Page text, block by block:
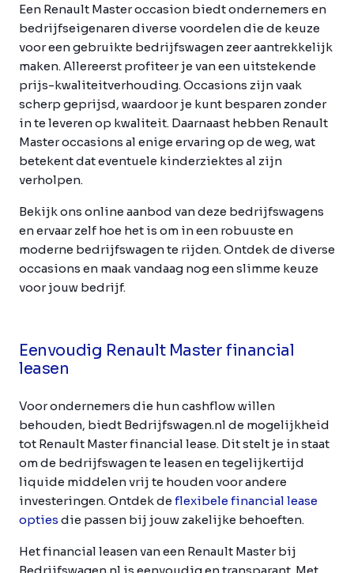
Een Renault Master occasion biedt ondernemers en
bedrijfseigenaren diverse voordelen die de keuze
voor een gebruikte bedrijfswagen zeer aantrekkelijk
maken. Allereerst profiteer je van een uitstekende
prijs-kwaliteitverhouding. Occasions zijn vaak
scherp geprijsd, waardoor je kunt besparen zonder
in te leveren op kwaliteit. Daarnaast hebben Renault
Master occasions al enige ervaring op de weg, wat
betekent dat eventuele kinderziektes al zijn
verholpen.
Bekijk ons online aanbod van deze bedrijfswagens
en ervaar zelf hoe het is om in een robuuste en
moderne bedrijfswagen te rijden. Ontdek de diverse
occasions en maak vandaag nog een slimme keuze
voor jouw bedrijf.
Eenvoudig Renault Master financial
leasen
Voor ondernemers die hun cashflow willen
behouden, biedt Bedrijfswagen.nl de mogelijkheid
tot Renault Master financial lease. Dit stelt je in staat
om de bedrijfswagen te leasen en tegelijkertijd
liquide middelen vrij te houden voor andere
investeringen. Ontdek deflexibele financial lease
opties die passen bij jouw zakelijke behoeften.
Het financial leasen van een Renault Master bij
Bedrijfswagen.nl is eenvoudig en transparant. Met